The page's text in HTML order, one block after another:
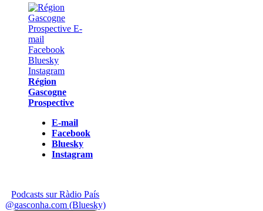
Région
Gascogne
Prospective
E-mail
Facebook
Bluesky
Instagram
Podcasts sur Ràdio País
@gasconha.com (Bluesky)